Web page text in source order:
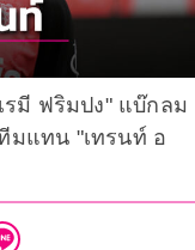
รมี ฟริมปง" แบ๊กลม
มแทน "เทรนท์ อ